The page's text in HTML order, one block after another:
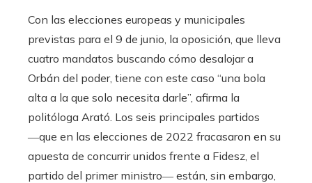
Con las elecciones europeas y municipales
previstas para el 9 de junio, la oposición, que lleva
cuatro mandatos buscando cómo desalojar a
Orbán del poder, tiene con este caso “una bola
alta a la que solo necesita darle”, afirma la
politóloga Arató. Los seis principales partidos
―que en las elecciones de 2022 fracasaron en su
apuesta de concurrir unidos frente a Fidesz, el
partido del primer ministro― están, sin embargo,